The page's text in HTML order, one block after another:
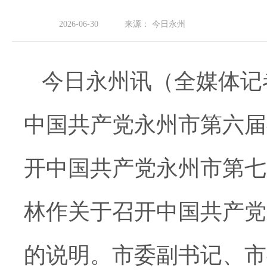
2026-06-30 来源： 今日永州
今日永州讯（全媒体
中国共产党永州市第六
开中国共产党永州市第
林作关于召开中国共产
的说明。市委副书记、